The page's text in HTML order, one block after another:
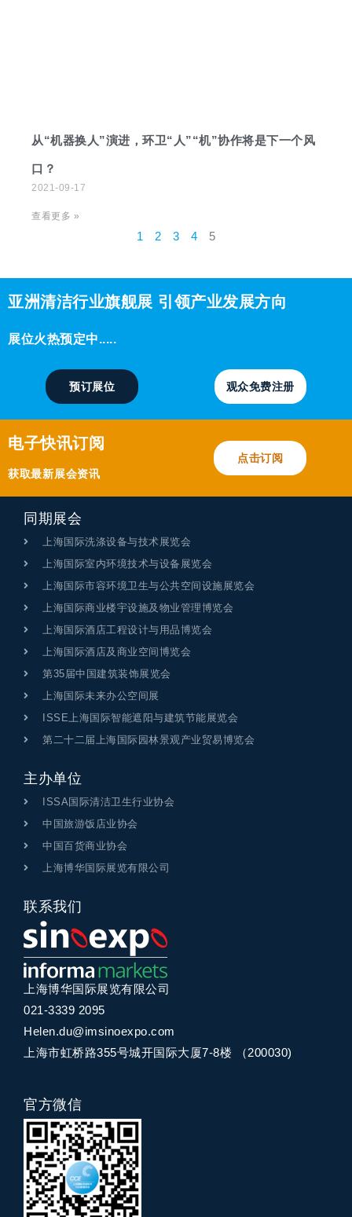
从“机器换人”演进，环卫“人”“机”协作将是下一个风
口？
2021-09-17
查看更多 »
1 2 3 4 5
亚洲清洁行业旗舰展 引领产业发展方向
展位火热预定中.....
预订展位 观众免费注册
电子快讯订阅
获取最新展会资讯
点击订阅
同期展会
上海国际洗涤设备与技术展览会
上海国际室内环境技术与设备展览会
上海国际市容环境卫生与公共空间设施展览会
上海国际商业楼宇设施及物业管理博览会
上海国际酒店工程设计与用品博览会
上海国际酒店及商业空间博览会
第35届中国建筑装饰展览会
上海国际未来办公空间展
ISSE上海国际智能遮阳与建筑节能展览会
第二十二届上海国际园林景观产业贸易博览会
主办单位
ISSA国际清洁卫生行业协会
中国旅游饭店业协会
中国百货商业协会
上海博华国际展览有限公司
联系我们
上海博华国际展览有限公司
021-3339 2095
Helen.du@imsinoexpo.com
上海市虹桥路355号城开国际大厦7-8楼 （200030)
官方微信